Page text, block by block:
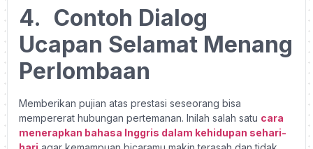
4. Contoh Dialog
Ucapan Selamat Menang
Perlombaan
Memberikan pujian atas prestasi seseorang bisa
mempererat hubungan pertemanan. Inilah salah satu cara
menerapkan bahasa Inggris dalam kehidupan sehari-